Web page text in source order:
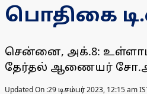
பொதிகை
சென்னை, அக்.8:
தேர்தல் ஆணையர்
Updated On :29 டிசம்பர் 2023, 12:15 am